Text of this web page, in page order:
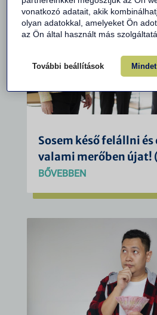
Sosem késő felállni
valami merőben újat!
BŐVEBBEN
vonatkozó adatait, akik
olyan adatokkal, amelyeket Ön
az Ön által használt más
További beállítások